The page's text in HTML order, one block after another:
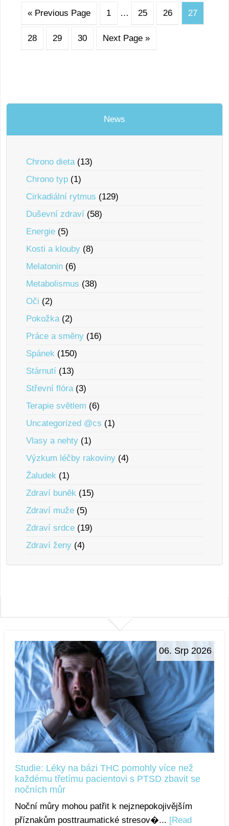
« Previous Page 1 … 25 26 27
28 29 30 Next Page »
News
Chrono dieta(13)
Chrono typ (1)
Cirkadiální rytmus (129)
Duševní zdraví (58)
Energie (5)
Kosti a klouby (8)
Melatonin (6)
Metabolismus (38)
Oči (2)
Pokožka(2)
Práce a smĕny (16)
Spánek (150)
Stárnutí (13)
Střevní flóra(3)
Terapie svĕtlem (6)
Uncategorized @cs (1)
Vlasy a nehty (1)
Výzkum léčby rakoviny (4)
Žaludek (1)
Zdraví bunĕk (15)
Zdraví muže (5)
Zdraví srdce (19)
Zdraví ženy (4)
06. Srp 2026
Studie: Léky na bázi THC pomohly více než
každému třetímu pacientovi s PTSD zbavit se
nočních můr
Noční můry mohou patřit k nejznepokojivějším
příznakům posttraumatické stresov�... [Read